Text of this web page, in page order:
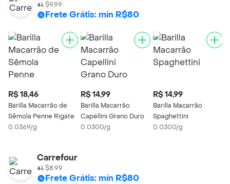
$9.99
Frete Grátis: mín R$80
R$ 18,46
Barilla Macarrão de
Sêmola Penne Rigate
0.0369/g
R$ 14,99
Barilla Macarrão
Capellini Grano Duro
0.0300/g
R$ 14,99
Barilla Macarrão
Spaghettini
0.0300/g
Carrefour
$8.99
Frete Grátis: mín R$80